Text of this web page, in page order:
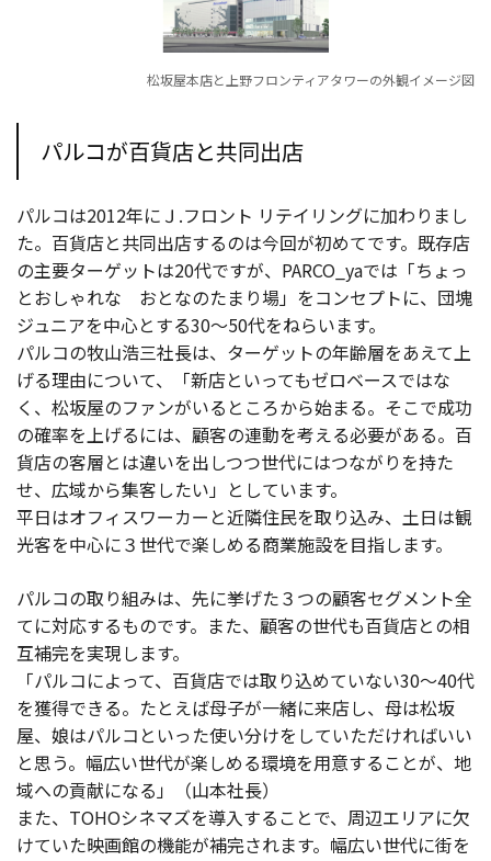
松坂屋本店と上野フロンティアタワーの外観イメージ図
パルコが百貨店と共同出店
パルコは2012年にＪ.フロント リテイリングに加わりまし
た。百貨店と共同出店するのは今回が初めてです。既存店
の主要ターゲットは20代ですが、PARCO_yaでは「ちょっ
とおしゃれな おとなのたまり場」をコンセプトに、団塊
ジュニアを中心とする30～50代をねらいます。
パルコの牧山浩三社長は、ターゲットの年齢層をあえて上
げる理由について、「新店といってもゼロベースではな
く、松坂屋のファンがいるところから始まる。そこで成功
の確率を上げるには、顧客の連動を考える必要がある。百
貨店の客層とは違いを出しつつ世代にはつながりを持た
せ、広域から集客したい」としています。
平日はオフィスワーカーと近隣住民を取り込み、土日は観
光客を中心に３世代で楽しめる商業施設を目指します。
パルコの取り組みは、先に挙げた３つの顧客セグメント全
てに対応するものです。また、顧客の世代も百貨店との相
互補完を実現します。
「パルコによって、百貨店では取り込めていない30～40代
を獲得できる。たとえば母子が一緒に来店し、母は松坂
屋、娘はパルコといった使い分けをしていただければいい
と思う。幅広い世代が楽しめる環境を用意することが、地
域への貢献になる」（山本社長）
また、TOHOシネマズを導入することで、周辺エリアに欠
けていた映画館の機能が補完されます。幅広い世代に街を